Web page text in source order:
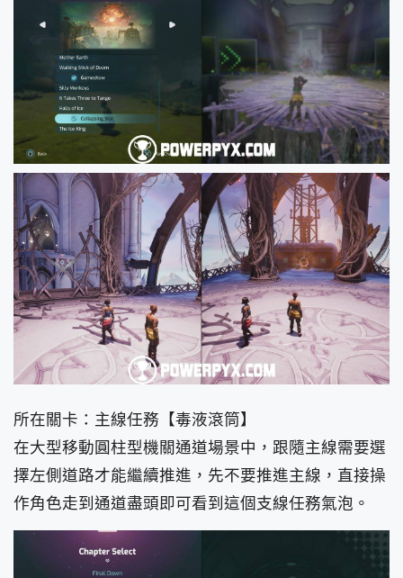
所在關卡：主線任務【毒液滾筒】
在大型移動圓柱型機關通道場景中，跟隨主線需要選
擇左側道路才能繼續推進，先不要推進主線，直接操
作角色走到通道盡頭即可看到這個支線任務氣泡。